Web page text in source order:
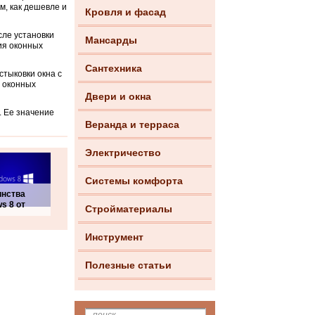
Кровля и фасад
Мансарды
Сантехника
Двери и окна
Веранда и терраса
Электричество
Системы комфорта
Стройматериалы
Инструмент
Полезные статьи
как дешевле и
установки
оконных
окна с
оконных
Ее значение
8 от